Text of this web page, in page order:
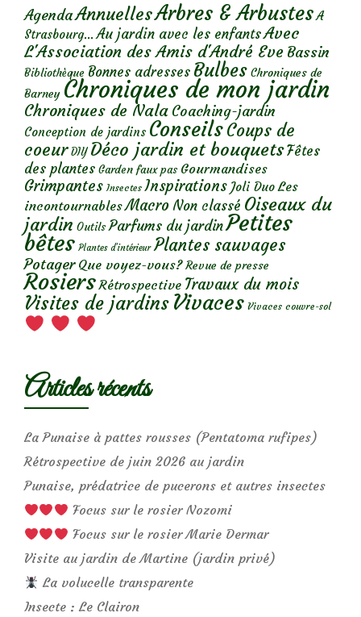
AgendaAnnuellesArbres & Arbustes A
Strasbourg... Au jardin avec les enfantsAvec
L'Association des Amis d'André Eve Bassin
Bibliothèque Bonnes adresses Bulbes Chroniques de
Barney Chroniques de mon jardin
Chroniques de Nala Coaching-jardin
Conception de jardins ConseilsCoups de
coeur DIY Déco jardin et bouquetsFêtes
des plantes Garden faux pas Gourmandises
Grimpantes Insectes Inspirations Joli Duo Les
incontournables Macro Non classé Oiseaux du
jardin Outils Parfums du jardinPetites
bêtes Plantes d’intérieur Plantes sauvages
Potager Que voyez-vous? Revue de presse
Rosiers Rétrospective Travaux du mois
Visites de jardins Vivaces Vivaces couvre-sol
Articles récents
La Punaise à pattes rousses (Pentatoma rufipes)
Rétrospective de juin 2026 au jardin
Punaise, prédatrice de pucerons et autres insectes
Focus sur le rosier Nozomi
Focus sur le rosier Marie Dermar
Visite au jardin de Martine (jardin privé)
La volucelle transparente
Insecte : Le Clairon